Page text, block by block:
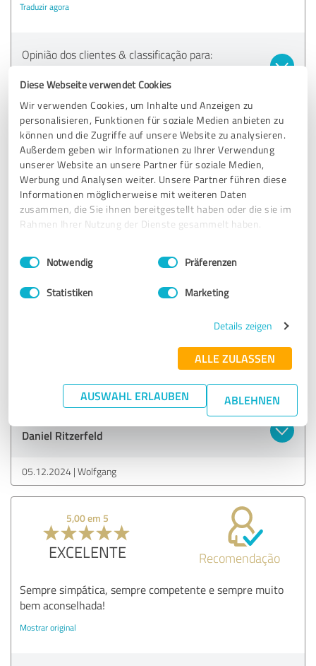
Diese Webseite verwendet Cookies
Wir verwenden Cookies, um Inhalte und Anzeigen zu
personalisieren, Funktionen für soziale Medien anbieten zu
können und die Zugriffe auf unsere Website zu analysieren.
Außerdem geben wir Informationen zu Ihrer Verwendung
unserer Website an unsere Partner für soziale Medien,
Werbung und Analysen weiter. Unsere Partner führen diese
Informationen möglicherweise mit weiteren Daten
zusammen, die Sie ihnen bereitgestellt haben oder die sie im
Rahmen Ihrer Nutzung der Dienste gesammelt haben.
Impressum Datenschutzbestimmungen
Einwilligungsauswahl
Notwendig Präferenzen
Statistiken Marketing
Details zeigen
ALLE ZULASSEN
AUSWAHL ERLAUBEN ABLEHNEN
Traduzir agora
Opinião dos clientes & classificação para:
Ritzerfeld & Partner
03.02.2025 Norbert Siebertz
5,00 em 5
EXCELENTE Recomendação
Conselhos de topo e um serviço excelente!
completamente satisfeito. Fiquei particularmente satisfeito
com [por exemplo por exemplo, o aconselhamento
pormenorizado, a rápida disponibilidade ou as soluções de
seguros personalizadas]. O corretor dedicou muito tempo a
responder às minhas perguntas e ajudou-me a encontrar a
melhor solução para a minha situação. Absolutamente
Opinião dos clientes & classificação para:
Daniel Ritzerfeld
05.12.2024 Wolfgang
5,00 em 5
EXCELENTE Recomendação
Sempre simpática, sempre competente e sempre muito
bem aconselhada!
Mostrar original